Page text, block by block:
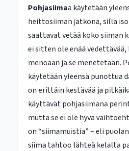
Pohjasiimaa käytetään
heittosiiman jatkona, sillä
saattavat vetää koko siiman
ei sitten ole enää vedettävää,
menoaan ja se menetetään.
käytetään yleensä punottua
on erittäin kestävää ja
käyttävät pohjasiimana
mutta se ei ole hyvä
on “siimamuistia” – eli
siima tahtoo lähteä kelalta